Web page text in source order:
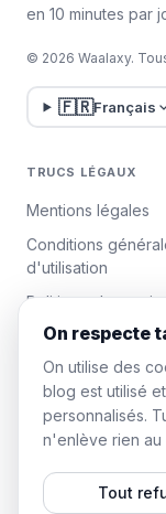
en 10 minutes par
© 2026 Waalaxy.
🇫🇷Français
TRUCS LÉGAUX
Mentions légales
Conditions
d'utilisation
Politique de
données
Gérer les cookies
WAALAXY
Plan Team
On respecte
On utilise des
blog est utilisé
personnalisés.
n'enlève rien au
Tout